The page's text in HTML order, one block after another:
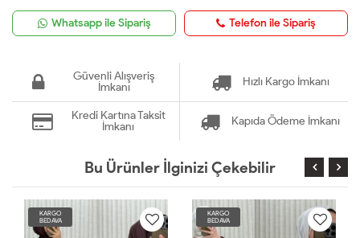
Whatsapp ile Sipariş Telefon ile Sipariş
Güvenli Alışveriş
İmkanı
Hızlı Kargo İmkanı
Kredi Kartına Taksit
İmkanı
Kapıda Ödeme İmkanı
Bu Ürünler İlginizi Çekebilir
KARGO
BEDAVA
KARGO
BEDAVA